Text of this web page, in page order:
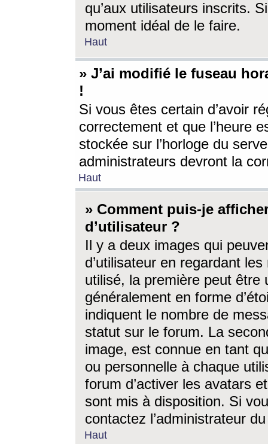
qu’aux utilisateurs inscrits.
moment idéal de le faire.
Haut
» J’ai modifié le fuseau
!
Si vous êtes certain d’avoir
correctement et que l’heure
stockée sur l’horloge du
administrateurs devront la
Haut
» Comment puis-je
d’utilisateur ?
Il y a deux images qui
d’utilisateur en regardant
utilisé, la première peut être
généralement en forme
indiquent le nombre de
statut sur le forum. La
image, est connue en tant
ou personnelle à chaque
forum d’activer les avatars
sont mis à disposition. Si
contactez l’administrateur
Haut